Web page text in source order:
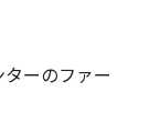
利用さ
の全部
・エン
ーのファー